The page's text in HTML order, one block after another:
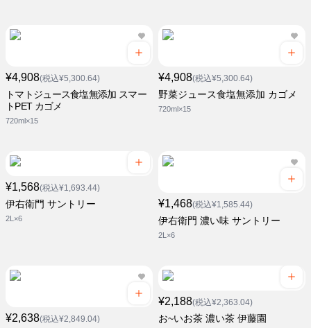
¥4,908(税込¥5,300.64)
トマトジュース食塩無添加 スマー
トPET カゴメ
720ml×15
¥4,908(税込¥5,300.64)
野菜ジュース食塩無添加 カゴメ
720ml×15
¥1,568(税込¥1,693.44)
伊右衛門 サントリー
2L×6
¥1,468(税込¥1,585.44)
伊右衛門 濃い味 サントリー
2L×6
¥2,638(税込¥2,849.04)
¥2,188(税込¥2,363.04)
お~いお茶 濃い茶 伊藤園